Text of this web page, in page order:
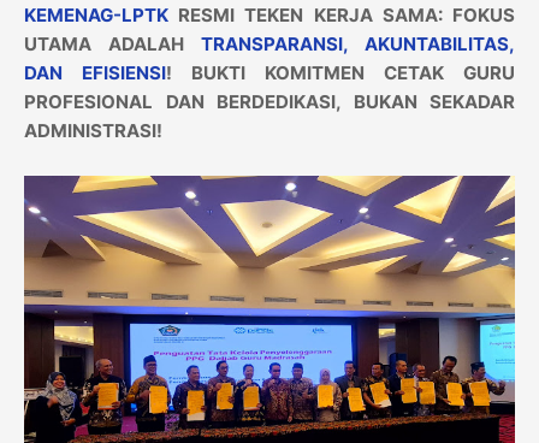
KEMENAG-LPTK RESMI TEKEN KERJA SAMA: FOKUS
UTAMA ADALAH TRANSPARANSI, AKUNTABILITAS,
DAN EFISIENSI! BUKTI KOMITMEN CETAK GURU
PROFESIONAL DAN BERDEDIKASI, BUKAN SEKADAR
ADMINISTRASI!